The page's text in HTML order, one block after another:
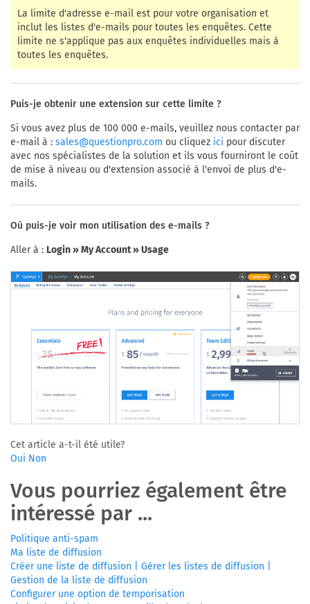
La limite d'adresse e-mail est pour votre organisation et
inclut les listes d'e-mails pour toutes les enquêtes. Cette
limite ne s'applique pas aux enquêtes individuelles mais à
toutes les enquêtes.
Puis-je obtenir une extension sur cette limite ?
Si vous avez plus de 100 000 e-mails, veuillez nous contacter par
e-mail à : sales@questionpro.com ou cliquez ici pour discuter
avec nos spécialistes de la solution et ils vous fourniront le coût
de mise à niveau ou d'extension associé à l'envoi de plus d'e-
mails.
Où puis-je voir mon utilisation des e-mails ?
Aller à : Login » My Account » Usage
Cet article a-t-il été utile?
Oui Non
Vous pourriez également être
intéressé par ...
Politique anti-spam
Ma liste de diffusion
Créer une liste de diffusion | Gérer les listes de diffusion |
Gestion de la liste de diffusion
Configurer une option de temporisation